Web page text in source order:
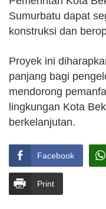
Sumurbatu dapat
konstruksi dan
Proyek ini
panjang bagi
mendorong
lingkungan Kota
berkelanjutan.
Facebook
Print